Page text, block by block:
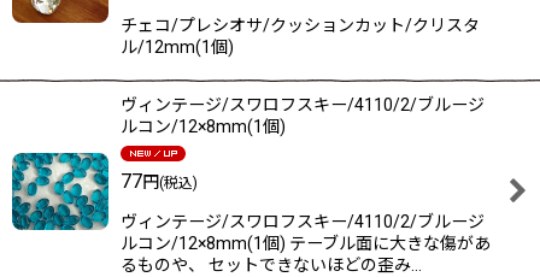
チェコ/プレシオサ/クッションカット/クリスタ
ル/12mm(1個)
ヴィンテージ/スワロフスキー/4110/2/ブルージ
ルコン/12×8mm(1個)
77円(税込)
ヴィンテージ/スワロフスキー/4110/2/ブルージ
ルコン/12×8mm(1個) テーブル面に大きな傷があ
るものや、 セットできないほどの歪み…